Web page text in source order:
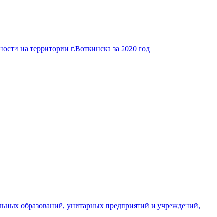
на территории г.Воткинска за 2020 год
образований, унитарных предприятий и учреждений,